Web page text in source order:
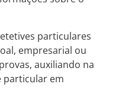
particulares
empresarial ou
auxiliando na
particular em